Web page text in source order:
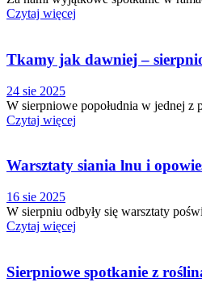
Czytaj więcej
Tkamy jak dawniej –
24 sie 2025
W sierpniowe popołudnia w jednej z
Czytaj więcej
Warsztaty siania lnu i
16 sie 2025
W sierpniu odbyły się warsztaty
Czytaj więcej
Sierpniowe spotkanie z